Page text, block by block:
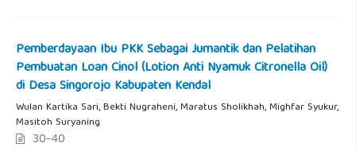
Pemberdayaan Ibu PKK Sebagai Jumantik dan Pelatihan
Pembuatan Loan Cinol (Lotion Anti Nyamuk Citronella Oil)
di Desa Singorojo Kabupaten Kendal
Wulan Kartika Sari, Bekti Nugraheni, Maratus Sholikhah, Mighfar Syukur,
Masitoh Suryaning
30-40